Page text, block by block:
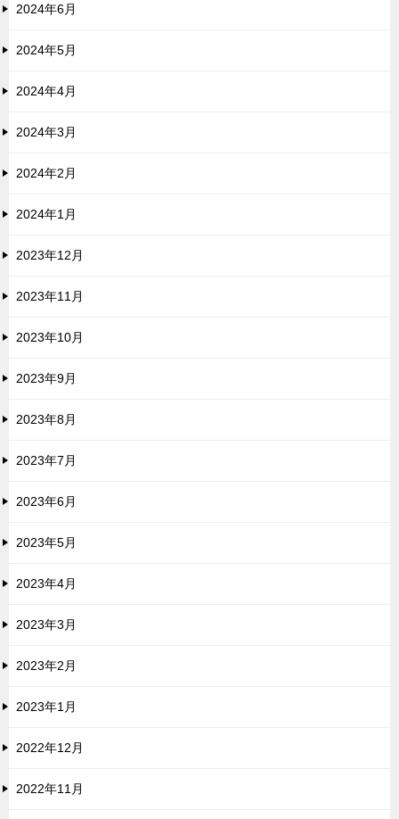
2024年6月
2024年5月
2024年4月
2024年3月
2024年2月
2024年1月
2023年12月
2023年11月
2023年10月
2023年9月
2023年8月
2023年7月
2023年6月
2023年5月
2023年4月
2023年3月
2023年2月
2023年1月
2022年12月
2022年11月